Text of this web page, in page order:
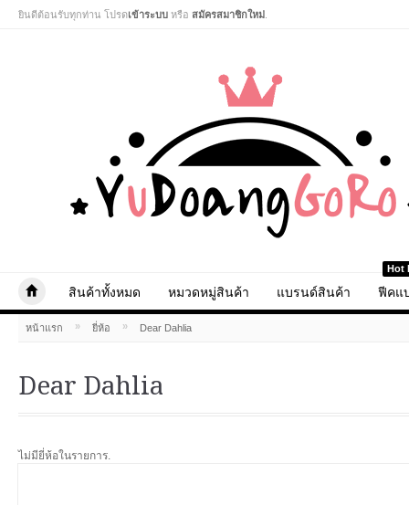
ยินดีต้อนรับทุกท่าน โปรดเข้าระบบ หรือ สมัครสมาชิกใหม่
สินค้าทั้งหมด หมวดหมู่สินค้า แบรนด์สินค้า
Hot
ฟีคแ
หน้าแรก » ยี่ห้อ » Dear Dahlia
Dear Dahlia
ไม่มียี่ห้อในรายการ.